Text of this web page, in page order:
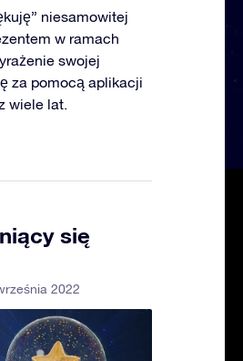
niesamowitej
w ramach
swojej
za pomocą aplikacji
wiele lat.
się
2022